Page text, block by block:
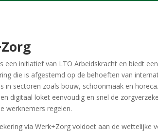
een initiatief van LTO Arbeidskracht en biedt
die is afgestemd op de behoeften van
in sectoren zoals bouw, schoonmaak en
digitaal loket eenvoudig en snel de
werknemers regelen.
via Werk+Zorg voldoet aan de wettelijke